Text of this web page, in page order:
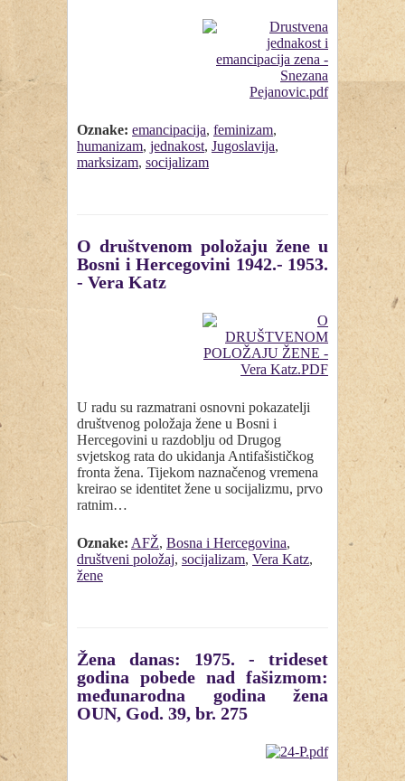
Oznake: emancipacija, feminizam,
humanizam, jednakost, Jugoslavija,
marksizam, socijalizam
O društvenom položaju žene u
Bosni i Hercegovini 1942.- 1953.
- Vera Katz
U radu su razmatrani osnovni pokazatelji
društvenog položaja žene u Bosni i
Hercegovini u razdoblju od Drugog
svjetskog rata do ukidanja Antifašističkog
fronta žena. Tijekom naznačenog vremena
kreirao se identitet žene u socijalizmu, prvo
ratnim…
Oznake: AFŽ, Bosna i Hercegovina,
društveni položaj, socijalizam, Vera Katz,
žene
Žena danas: 1975. - trideset
godina pobede nad fašizmom:
međunarodna godina žena
OUN, God. 39, br. 275